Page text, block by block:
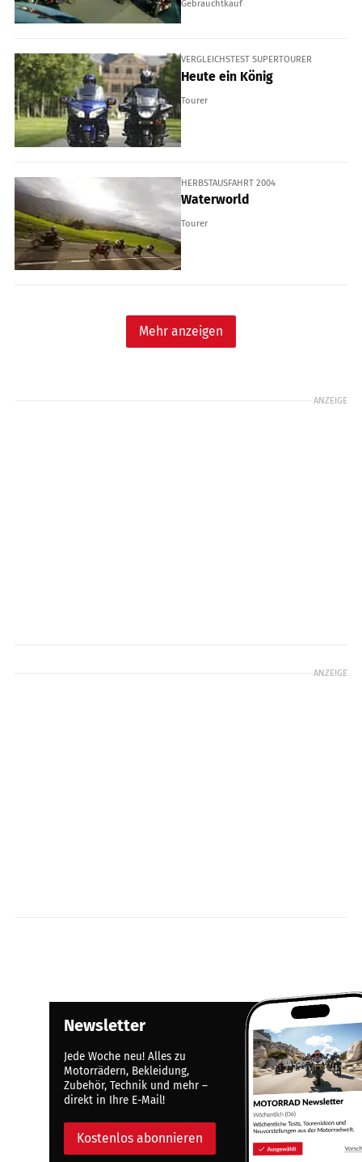
Gebrauchtkauf
VERGLEICHSTEST SUPERTOURER
Heute ein König
Tourer
HERBSTAUSFAHRT 2004
Waterworld
Tourer
Mehr anzeigen
ANZEIGE
ANZEIGE
Newsletter
Jede Woche neu! Alles zu
Motorrädern, Bekleidung,
Zubehör, Technik und mehr –
direkt in Ihre E-Mail!
Kostenlos abonnieren